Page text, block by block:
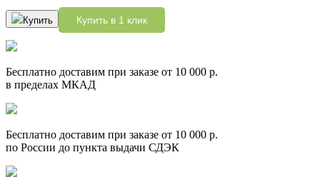
Купить Купить в 1 клик
Бесплатно доставим при заказе от 10 000 р.
в пределах МКАД
Бесплатно доставим при заказе от 10 000 р.
по России до пункта выдачи СДЭК